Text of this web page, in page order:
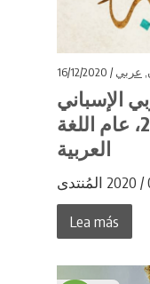
16/12/2020 / , عربي
الإسباني
(ثيار) يطلق مُبادرة / 2021، عام اللغة
العربية
Lea más